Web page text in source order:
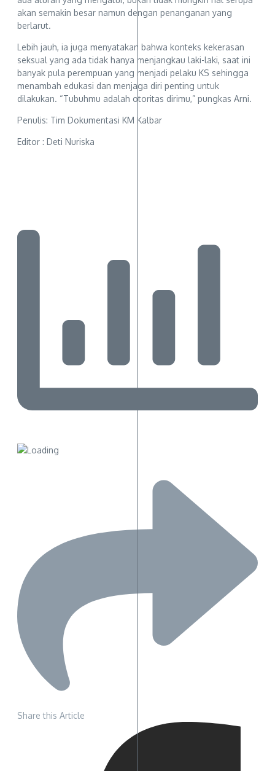
akan semakin besar namun dengan penanganan yang
berlarut.
Lebih jauh, ia juga menyatakan bahwa konteks kekerasan
seksual yang ada tidak hanya menjangkau laki-laki, saat ini
banyak pula perempuan yang menjadi pelaku KS sehingga
menambah edukasi dan menjaga diri penting untuk
dilakukan. “Tubuhmu adalah otoritas dirimu,” pungkas Arni.
Penulis: Tim Dokumentasi KM Kalbar
Editor : Deti Nuriska
Share this Article